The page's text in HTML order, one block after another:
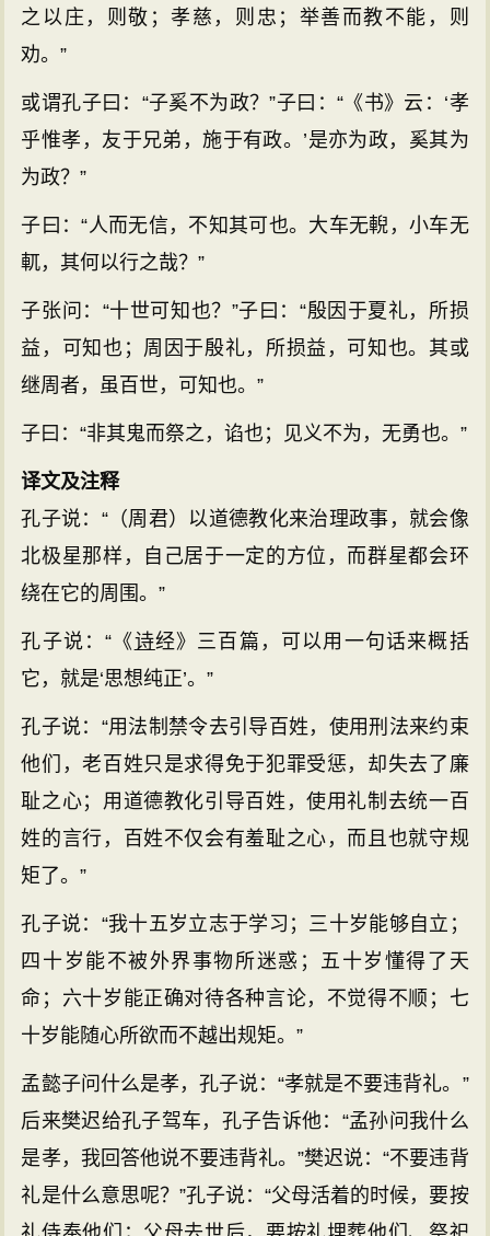
之以庄，则敬；孝慈，则忠；举善而教不能，则
劝。”
或谓孔子曰：“子奚不为政？”子曰：“《书》云：‘孝
乎惟孝，友于兄弟，施于有政。’是亦为政，奚其为
为政？”
子曰：“人而无信，不知其可也。大车无輗，小车无
軏，其何以行之哉？”
子张问：“十世可知也？”子曰：“殷因于夏礼，所损
益，可知也；周因于殷礼，所损益，可知也。其或
继周者，虽百世，可知也。”
子曰：“非其鬼而祭之，谄也；见义不为，无勇也。”
译文及注释
孔子说：“（周君）以道德教化来治理政事，就会像
北极星那样，自己居于一定的方位，而群星都会环
绕在它的周围。”
孔子说：“《诗经》三百篇，可以用一句话来概括
它，就是‘思想纯正’。”
孔子说：“用法制禁令去引导百姓，使用刑法来约束
他们，老百姓只是求得免于犯罪受惩，却失去了廉
耻之心；用道德教化引导百姓，使用礼制去统一百
姓的言行，百姓不仅会有羞耻之心，而且也就守规
矩了。”
孔子说：“我十五岁立志于学习；三十岁能够自立；
四十岁能不被外界事物所迷惑；五十岁懂得了天
命；六十岁能正确对待各种言论，不觉得不顺；七
十岁能随心所欲而不越出规矩。”
孟懿子问什么是孝，孔子说：“孝就是不要违背礼。”
后来樊迟给孔子驾车，孔子告诉他：“孟孙问我什么
是孝，我回答他说不要违背礼。”樊迟说：“不要违背
礼是什么意思呢？”孔子说：“父母活着的时候，要按